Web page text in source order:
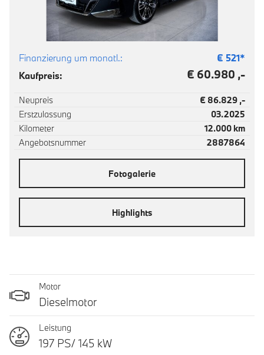
Finanzierung um monatl.: € 521*
Kaufpreis:
€ 60.980 ,-
Neupreis
€ 86.829 ,-
Erstzulassung
03.2025
Kilometer
12.000 km
Angebotsnummer
2887864
Fotogalerie
Highlights
Motor
Dieselmotor
Leistung
197 PS/ 145 kW